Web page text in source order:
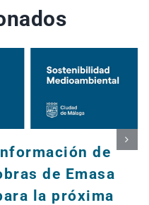
de
de Emasa
la próxima